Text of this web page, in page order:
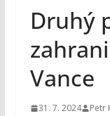
Druhý
Vance
31. 7. 2024 Petr